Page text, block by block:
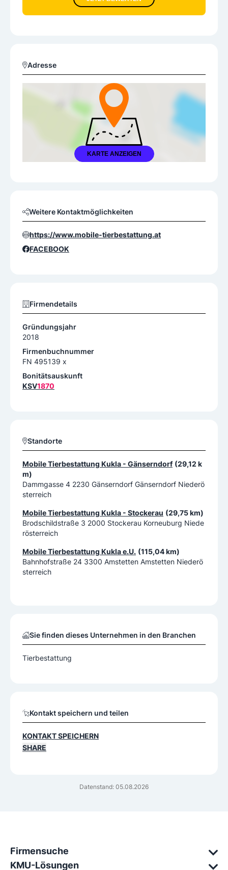
Adresse
KARTE ANZEIGEN
Datenstand: 05.08.2026
Weitere Kontaktmöglichkeiten
https://www.mobile-tierbestattung.at
FACEBOOK
Firmendetails
Gründungsjahr
2018
Firmenbuchnummer
FN 495139 x
Bonitätsauskunft
KSV1870
Standorte
Mobile Tierbestattung Kukla - Gänserndorf (29,12 k
m)
Dammgasse 4 2230 Gänserndorf Gänserndorf Niederö
sterreich
Mobile Tierbestattung Kukla - Stockerau (29,75 km)
Brodschildstraße 3 2000 Stockerau Korneuburg Niede
rösterreich
Mobile Tierbestattung Kukla e.U. (115,04 km)
Bahnhofstraße 24 3300 Amstetten Amstetten Niederö
sterreich
Sie finden dieses Unternehmen in den Branchen
Tierbestattung
Kontakt speichern und teilen
KONTAKT SPEICHERN
SHARE
Firmensuche
KMU-Lösungen